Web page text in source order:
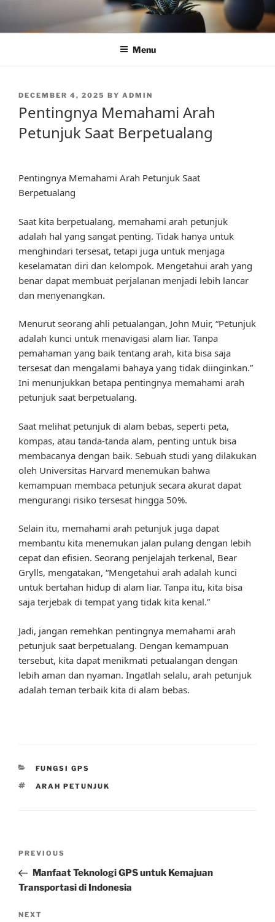
content
Menu
POSTED
DECEMBER 4, 2025 BY ADMIN
Pentingnya Memahami Arah
Petunjuk Saat Berpetualang
Pentingnya Memahami Arah Petunjuk Saat
Berpetualang
Saat kita berpetualang, memahami arah petunjuk
adalah hal yang sangat penting. Tidak hanya untuk
menghindari tersesat, tetapi juga untuk menjaga
keselamatan diri dan kelompok. Mengetahui arah yang
benar dapat membuat perjalanan menjadi lebih lancar
dan menyenangkan.
Menurut seorang ahli petualangan, John Muir, “Petunjuk
adalah kunci untuk menavigasi alam liar. Tanpa
pemahaman yang baik tentang arah, kita bisa saja
tersesat dan mengalami bahaya yang tidak diinginkan.”
Ini menunjukkan betapa pentingnya memahami arah
petunjuk saat berpetualang.
Saat melihat petunjuk di alam bebas, seperti peta,
kompas, atau tanda-tanda alam, penting untuk bisa
membacanya dengan baik. Sebuah studi yang dilakukan
oleh Universitas Harvard menemukan bahwa
kemampuan membaca petunjuk secara akurat dapat
mengurangi risiko tersesat hingga 50%.
Selain itu, memahami arah petunjuk juga dapat
membantu kita menemukan jalan pulang dengan lebih
cepat dan efisien. Seorang penjelajah terkenal, Bear
Grylls, mengatakan, “Mengetahui arah adalah kunci
untuk bertahan hidup di alam liar. Tanpa itu, kita bisa
saja terjebak di tempat yang tidak kita kenal.”
Jadi, jangan remehkan pentingnya memahami arah
petunjuk saat berpetualang. Dengan kemampuan
tersebut, kita dapat menikmati petualangan dengan
lebih aman dan nyaman. Ingatlah selalu, arah petunjuk
adalah teman terbaik kita di alam bebas.
CATEGORIES
FUNGSI GPS
TAGS
ARAH PETUNJUK
Previous
Post
PREVIOUS
Manfaat Teknologi GPS untuk Kemajuan
Transportasi di Indonesia
Next
NEXT